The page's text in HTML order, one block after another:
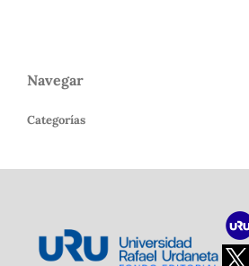
Navegar
Categorías